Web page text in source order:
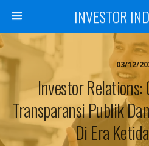
INVESTOR
03/12/
Investor
Transparansi Publik
Di Era